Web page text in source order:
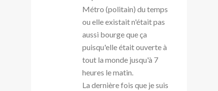
Métro (politain) du temps
ou elle existait n'était pas
aussi bourge que ça
puisqu'elle était ouverte à
tout la monde jusqu'à 7
heures le matin.
La dernière fois que je suis